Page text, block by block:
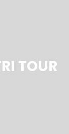
TOUR